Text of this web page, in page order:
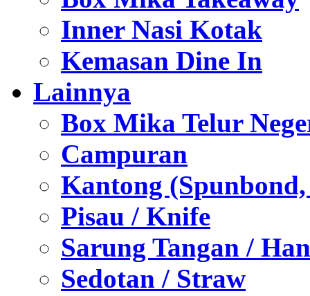
Inner Nasi Kotak
Kemasan Dine In
Lainnya
Box Mika Telur
Campuran
Kantong
Pisau / Knife
Sarung Tangan /
Sedotan / Straw